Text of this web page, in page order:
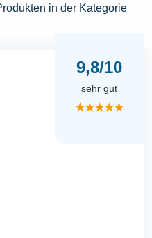
in der Kategorie
9,8/10
sehr gut
★★★★★